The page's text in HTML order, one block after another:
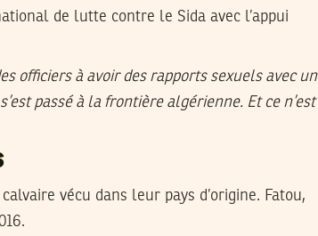
de lutte contre le Sida avec l’appui
officiers à avoir des rapports sexuels avec un
passé à la frontière algérienne. Et ce n’est
vécu dans leur pays d’origine. Fatou,